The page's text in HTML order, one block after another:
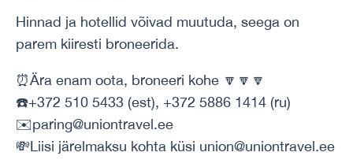
Hinnad ja hotellid võivad muutuda, seega on
parem kiiresti broneerida.
⏰Ära enam oota, broneeri kohe 🔽🔽🔽
☎️+372 510 5433 (est), +372 5886 1414 (ru)
✉️paring@uniontravel.ee
💸Liisi järelmaksu kohta küsi union@uniontravel.ee